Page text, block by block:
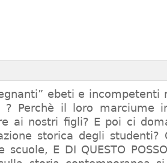
ebeti e
? Perchè il loro marciume
ai nostri figli? E poi ci
storica degli
E DI QUESTO POSSO